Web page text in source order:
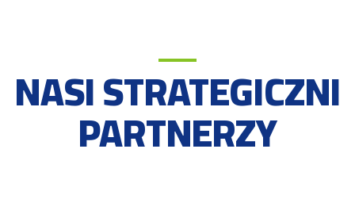
NASI STRATEGICZNI
PARTNERZY